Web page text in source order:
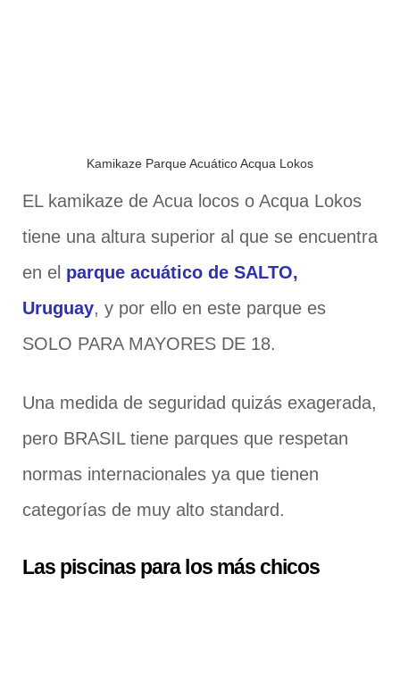
Kamikaze Parque Acuático Acqua Lokos
EL kamikaze de Acua locos o Acqua Lokos
tiene una altura superior al que se encuentra
en el parque acuático de SALTO,
Uruguay, y por ello en este parque es
SOLO PARA MAYORES DE 18.
Una medida de seguridad quizás exagerada,
pero BRASIL tiene parques que respetan
normas internacionales ya que tienen
categorías de muy alto standard.
Las piscinas para los más chicos